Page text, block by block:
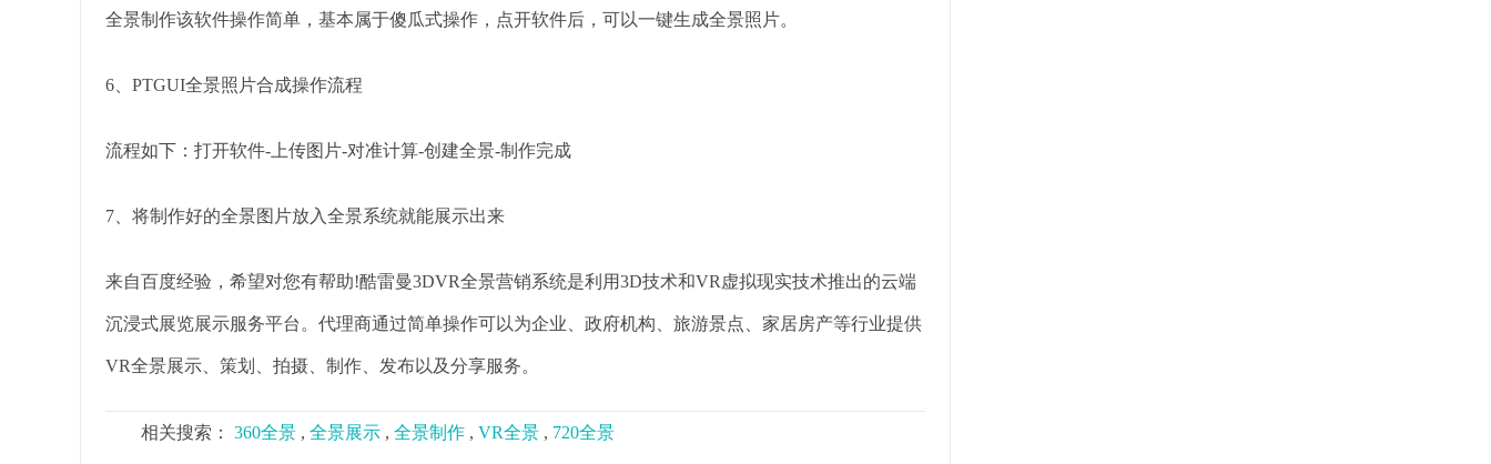
全景制作该软件操作简单，基本属于傻瓜式操作，点开软件后，可以一键生成全景照片。
6、PTGUI全景照片合成操作流程
流程如下：打开软件-上传图片-对准计算-创建全景-制作完成
7、将制作好的全景图片放入全景系统就能展示出来
来自百度经验，希望对您有帮助!酷雷曼3DVR全景营销系统是利用3D技术和VR虚拟现实技术推出的云端
沉浸式展览展示服务平台。代理商通过简单操作可以为企业、政府机构、旅游景点、家居房产等行业提供
VR全景展示、策划、拍摄、制作、发布以及分享服务。
相关搜索： 360全景 , 全景展示 , 全景制作 , VR全景 , 720全景